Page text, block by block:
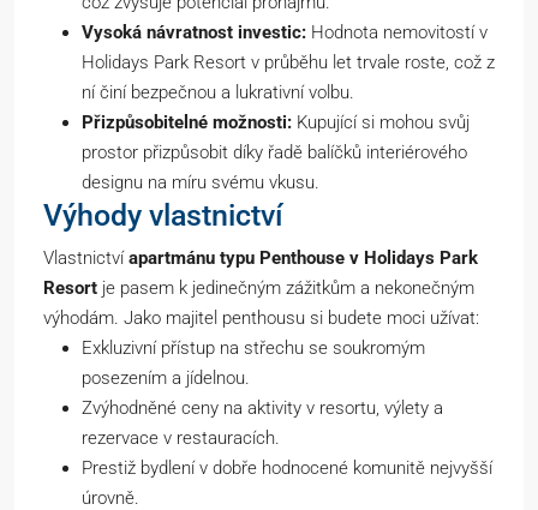
Vysoká návratnost investic: Hodnota nemovitostí v
Holidays Park Resort v průběhu let trvale roste, což z
ní činí bezpečnou a lukrativní volbu.
Přizpůsobitelné možnosti: Kupující si mohou svůj
prostor přizpůsobit díky řadě balíčků interiérového
designu na míru svému vkusu.
Výhody vlastnictví
Vlastnictvíapartmánu typu Penthouse v Holidays Park
Resort je pasem k jedinečným zážitkům a nekonečným
výhodám. Jako majitel penthousu si budete moci užívat:
Exkluzivní přístup na střechu se soukromým
posezením a jídelnou.
Zvýhodněné ceny na aktivity v resortu, výlety a
rezervace v restauracích.
Prestiž bydlení v dobře hodnocené komunitě nejvyšší
úrovně.